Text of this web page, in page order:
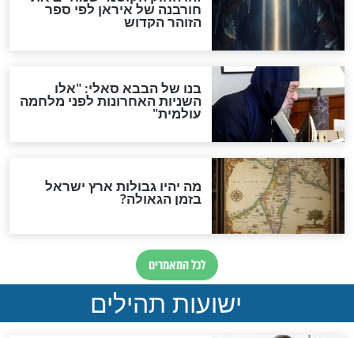
להמתקת הדינים וביטול
גזרות
סגולת ע"ב שמות הקודש